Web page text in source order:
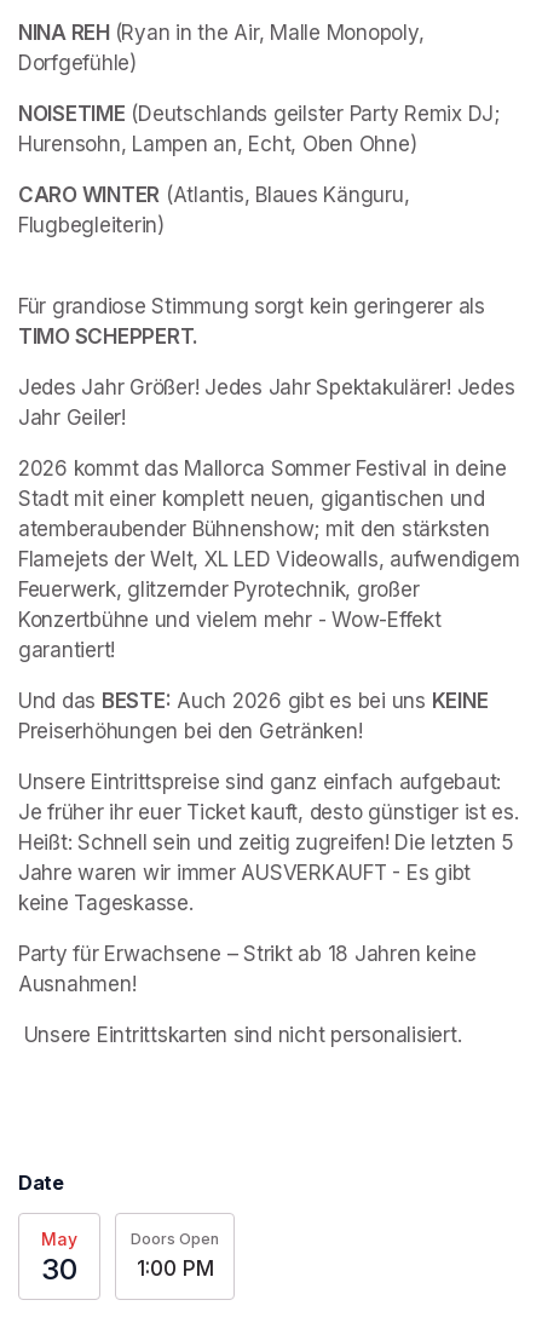
NINA REH (Ryan in the Air, Malle Monopoly,
Dorfgefühle)
NOISETIME (Deutschlands geilster Party Remix DJ;
Hurensohn, Lampen an, Echt, Oben Ohne)
CARO WINTER (Atlantis, Blaues Känguru,
TIMO SCHEPPERT.
Jedes Jahr Größer! Jedes Jahr Spektakulärer! Jedes
Jahr Geiler!
2026 kommt das Mallorca Sommer Festival in deine
Stadt mit einer komplett neuen, gigantischen und
atemberaubender Bühnenshow; mit den stärksten
Flamejets der Welt, XL LED Videowalls, aufwendigem
Feuerwerk, glitzernder Pyrotechnik, großer
Konzertbühne und vielem mehr - Wow-Effekt
garantiert!
Und das BESTE: Auch 2026 gibt es bei uns
Preiserhöhungen bei den Getränken!
Unsere Eintrittspreise sind ganz einfach aufgebaut:
Je früher ihr euer Ticket kauft, desto günstiger ist es.
Heißt: Schnell sein und zeitig zugreifen! Die letzten 5
Jahre waren wir immer AUSVERKAUFT - Es gibt
keine Tageskasse.
Party für Erwachsene – Strikt ab 18 Jahren keine
Ausnahmen!
Unsere Eintrittskarten sind nicht personalisiert.
Date
May
30
Doors Open
1:00 PM